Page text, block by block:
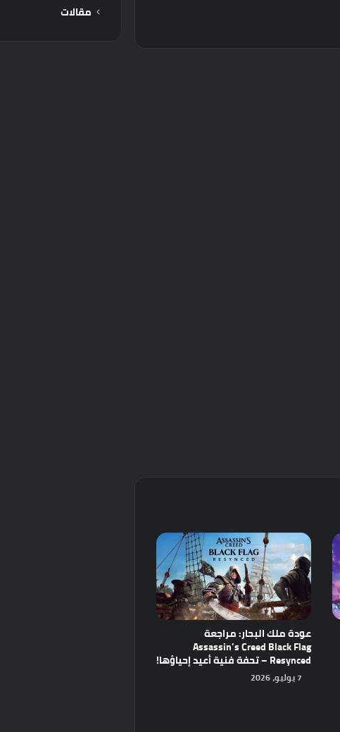
عودة ملك البحار: مراجعة
Assassin’s Creed Black Flag
Resynced – تحفة فنية أعيد إحياؤها!
7 يوليو، 2026
مقالات